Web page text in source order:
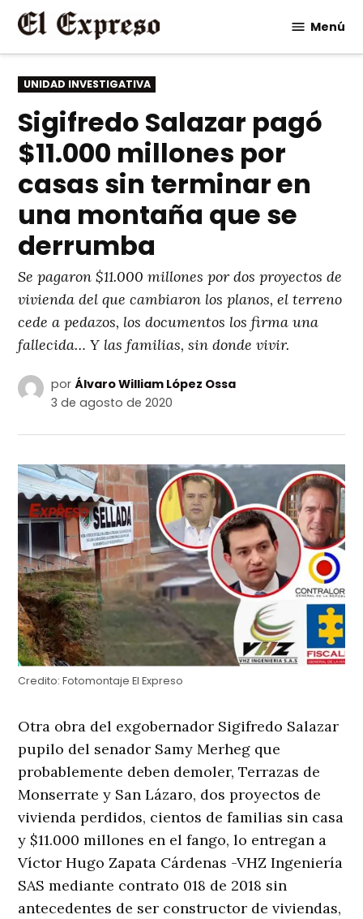
Saltar
contenido
Menú
PUBLICADO
EN
UNIDAD INVESTIGATIVA
Sigifredo Salazar pagó
$11.000 millones por
casas sin terminar en
una montaña que se
derrumba
Se pagaron $11.000 millones por dos proyectos de
vivienda del que cambiaron los planos, el terreno
cede a pedazos, los documentos los firma una
fallecida… Y las familias, sin donde vivir.
por Álvaro William López Ossa
3 de agosto de 2020
Credito: Fotomontaje El Expreso
Otra obra del exgobernador Sigifredo Salazar
pupilo del senador Samy Merheg que
probablemente deben demoler, Terrazas de
Monserrate y San Lázaro, dos proyectos de
vivienda perdidos, cientos de familias sin casa
y $11.000 millones en el fango, lo entregan a
Víctor Hugo Zapata Cárdenas -VHZ Ingeniería
SAS mediante contrato 018 de 2018 sin
antecedentes de ser constructor de viviendas,